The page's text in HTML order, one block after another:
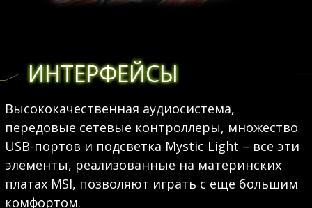
ИНТЕРФЕЙСЫ
Высококачественная аудиосистема,
передовые сетевые контроллеры, множество
USB-портов и подсветка Mystic Light – все эти
элементы, реализованные на материнских
платах MSI, позволяют играть с еще большим
комфортом.